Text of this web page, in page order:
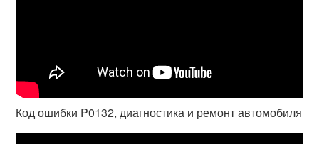
Код ошибки P0132, диагностика и ремонт автомобиля